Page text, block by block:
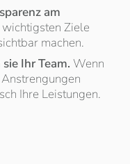
am
Ziele
machen.
Ihr Team. Wenn
Ihre Leistungen.